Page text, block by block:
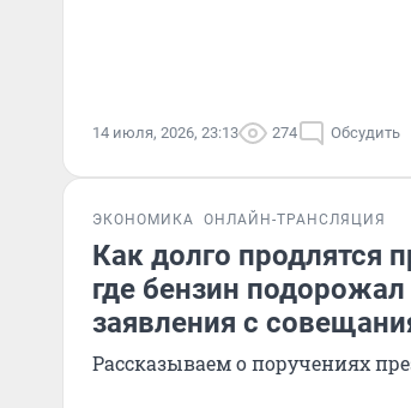
14 июля, 2026, 23:13 274 Обсудить
ЭКОНОМИКА ОНЛАЙН-ТРАНСЛЯЦИЯ
Как долго продлятся
где бензин
заявления с
Рассказываем о поручениях